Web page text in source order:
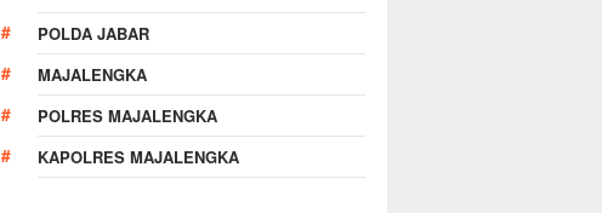
POLDA JABAR
MAJALENGKA
POLRES MAJALENGKA
KAPOLRES MAJALENGKA